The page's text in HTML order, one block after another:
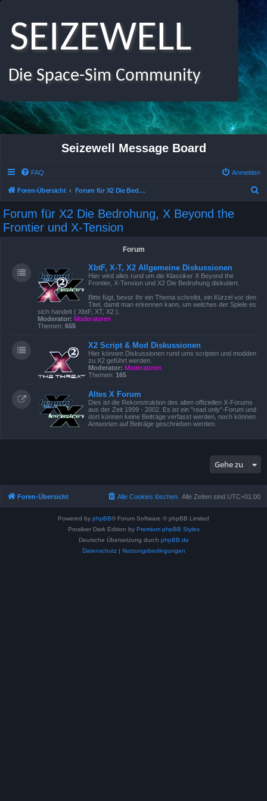
SEIZEWELL
Die Space-Sim Community
Seizewell Message Board
FAQ Anmelden
Foren-Übersicht Forum für X2 Die Bedrohung, X Beyond the Frontier und X-Tension
Forum für X2 Die Bedrohung, X Beyond the
Frontier und X-Tension
Forum
XbtF, X-T, X2 Allgemeine Diskussionen
Hier wird alles rund um die Klassiker X Beyond the
Frontier, X-Tension und X2 Die Bedrohung diskutiert.
Bitte fügt, bevor Ihr ein Thema schreibt, ein Kürzel vor den
Titel, damit man erkennen kann, um welches der Spiele es
sich handelt ( XbtF, XT, X2 ).
Moderator: Moderatoren
Themen: 655
X2 Script & Mod Diskussionen
Hier können Diskussionen rund ums scripten und modden
zu X2 geführt werden.
Moderator: Moderatoren
Themen: 165
Altes X Forum
Dies ist die Rekonstruktion des alten offiziellen X-Forums
aus der Zeit 1999 - 2002. Es ist ein "read only"-Forum und
dort können keine Beiträge verfasst werden, noch können
Antworten auf Beiträge geschrieben werden.
Gehe zu
Foren-Übersicht Alle Zeiten sind UTC+01:00
Alle Cookies löschen
Powered by phpBB® Forum Software © phpBB Limited
Prosilver Dark Edition by Premium phpBB Styles
Deutsche Übersetzung durch phpBB.de
Datenschutz| Nutzungsbedingungen